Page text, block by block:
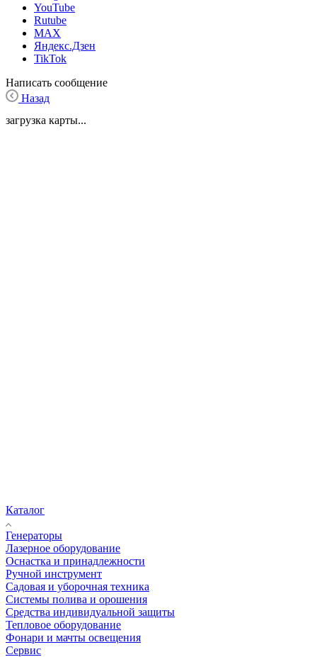
YouTube
Rutube
MAX
Яндекс.Дзен
TikTok
Написать сообщение
Назад
загрузка карты...
Каталог
Генераторы
Лазерное оборудование
Оснастка и принадлежности
Ручной инструмент
Садовая и уборочная техника
Системы полива и орошения
Средства индивидуальной защиты
Тепловое оборудование
Фонари и мачты освещения
Сервис